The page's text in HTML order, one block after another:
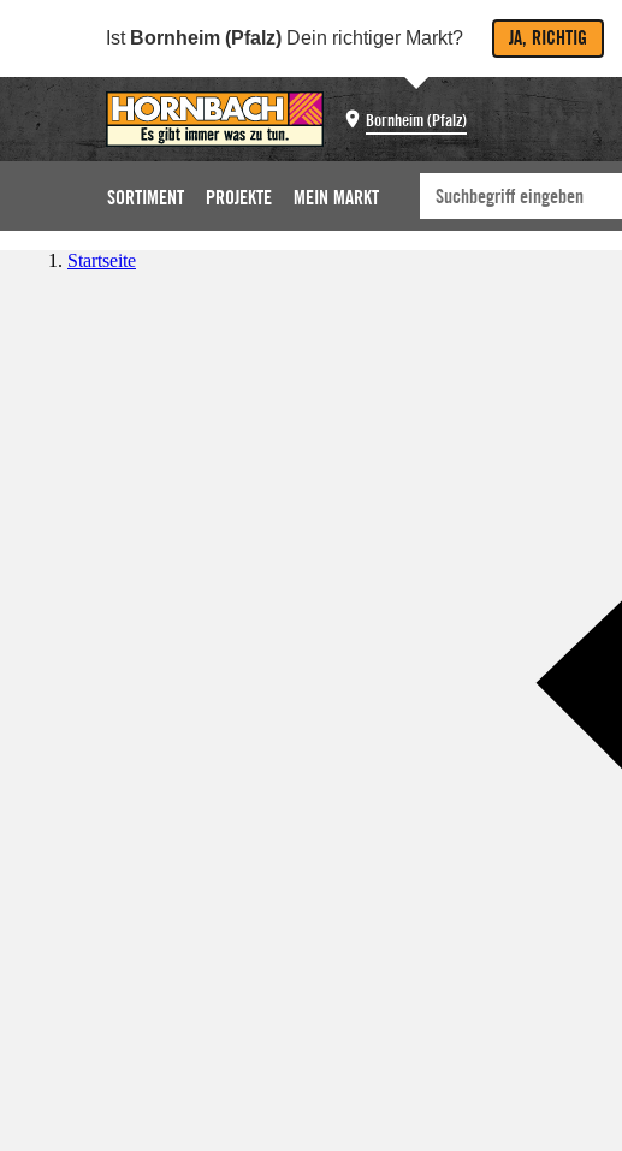
Ist Bornheim (Pfalz) Dein richtiger Markt? JA, RICHTIG
Bornheim (Pfalz)
SORTIMENT PROJEKTE MEIN MARKT
Startseite